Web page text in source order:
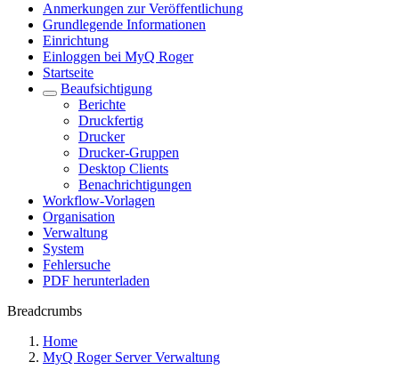
Anmerkungen zur Veröffentlichung
Grundlegende Informationen
Einrichtung
Einloggen bei MyQ Roger
Startseite
Beaufsichtigung
Berichte
Druckfertig
Drucker
Drucker-Gruppen
Desktop Clients
Benachrichtigungen
Workflow-Vorlagen
Organisation
Verwaltung
System
Fehlersuche
PDF herunterladen
Breadcrumbs
Home
MyQ Roger Server Verwaltung